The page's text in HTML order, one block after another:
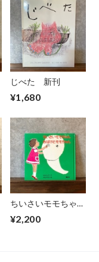
じべた 新刊
¥1,680
ちいさいモモちゃ
ゃん
¥2,200